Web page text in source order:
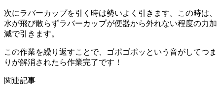
次にラバーカップを引く時は勢いよく引きます。この時は、
水が飛び散らずラバーカップが便器から外れない程度の力加
減で引きます。
この作業を繰り返すことで、ゴポゴポッという音がしてつま
りが解消されたら作業完了です！
関連記事